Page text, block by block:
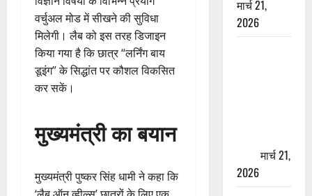
वर्चुअल मोड में सीखने की सुविधा
मिलेगी। लैब को इस तरह डिजाइन
किया गया है कि छात्र “लर्निंग बाय
डूइंग” के सिद्धांत पर कौशल विकसित
कर सकें।
मुख्यमंत्री का बयान
मुख्यमंत्री पुष्कर सिंह धामी ने कहा कि
मार्च 21,
2026
मार्च 21,
2026